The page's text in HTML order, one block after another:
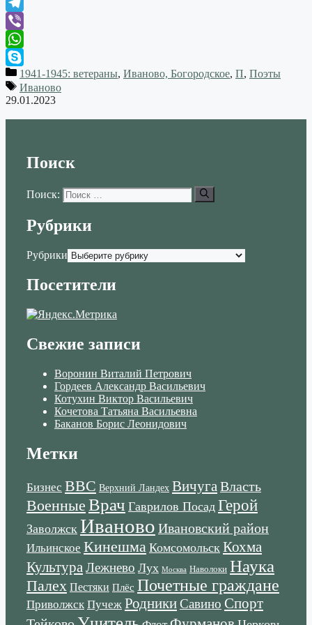
Telegram
Viber
WhatsApp
Skype1941-1945: ветераны, Иваново, Богородское, П, Поэты
Иваново
29.01.2023
Поиск
Поиск:
Рубрики
Рубрики
Посетители
Свежие записи
Воронин Виталий Петрович
Гордеев Александр Васильевич
Котухин Виктор Васильевич
Кочетова Татьяна Васильевна
Баканов Борис Леонидович
Метки
Бизнес ВВС Верхний Ландех ВичугаВласть
Военные Врач Гаврилов Посад Герой
Заволжск Иваново Ивановский район
Ильинское Кинешма Комсомольск Кохма
Культура Лежнево Лух Москва Наволоки Наука
Палех Пестяки Плёс Почетные граждане
Приволжск Пучеж РодникиСавино Спорт